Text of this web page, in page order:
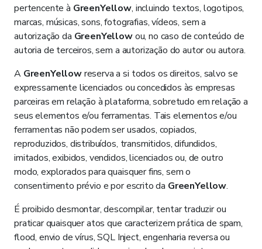
pertencente à GreenYellow, incluindo textos, logotipos,
marcas, músicas, sons, fotografias, vídeos, sem a
autorização da GreenYellowou, no caso de conteúdo de
autoria de terceiros, sem a autorização do autor ou autora.
A GreenYellowreserva a si todos os direitos, salvo se
expressamente licenciados ou concedidos às empresas
parceiras em relação à plataforma, sobretudo em relação a
seus elementos e/ou ferramentas. Tais elementos e/ou
ferramentas não podem ser usados, copiados,
reproduzidos, distribuídos, transmitidos, difundidos,
imitados, exibidos, vendidos, licenciados ou, de outro
modo, explorados para quaisquer fins, sem o
consentimento prévio e por escrito da GreenYellow.
É proibido desmontar, descompilar, tentar traduzir ou
praticar quaisquer atos que caracterizem prática de spam,
flood, envio de vírus, SQL Inject, engenharia reversa ou